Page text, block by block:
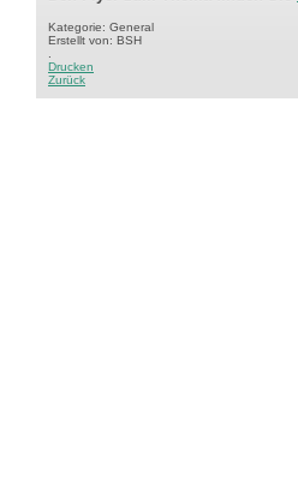
Kategorie: General
Erstellt von: BSH
Drucken
Zurück